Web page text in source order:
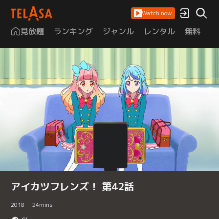
Watch now
見放題 ランキング ジャンル レンタル 無料
アイカツフレンズ！ 第42話
2018 24mins